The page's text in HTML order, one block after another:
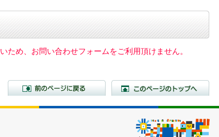
ため、お問い合わせフォームをご利用頂けません。
前のページに戻る